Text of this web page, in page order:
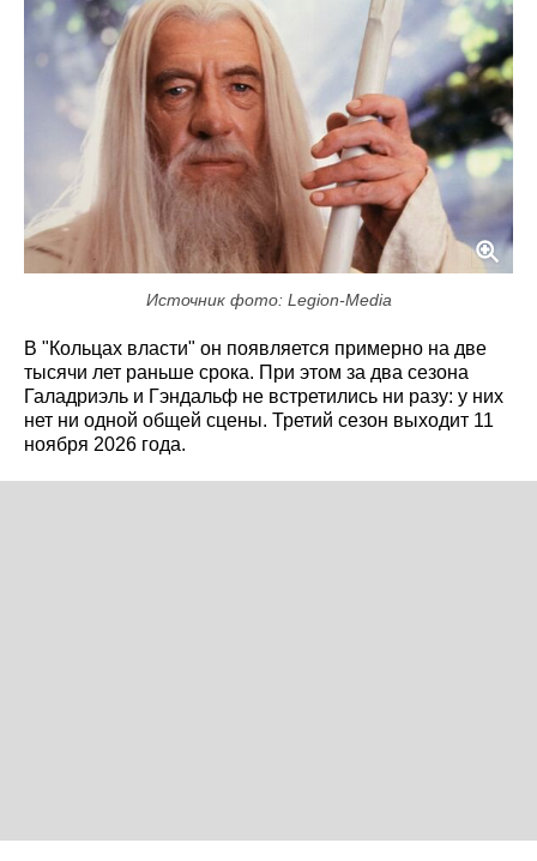
Источник фото: Legion-Media
В "Кольцах власти" он появляется примерно на две
тысячи лет раньше срока. При этом за два сезона
Галадриэль и Гэндальф не встретились ни разу: у них
нет ни одной общей сцены. Третий сезон выходит 11
ноября 2026 года.